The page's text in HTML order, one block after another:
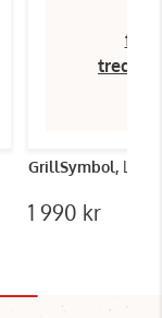
GrillSymbol, Lock
1 990 kr